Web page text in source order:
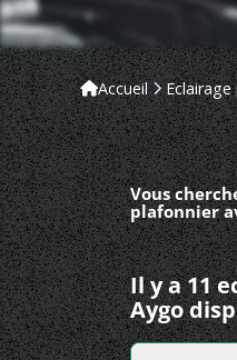
Accueil
Vous
plafonnier
Il y a 11
Aygo